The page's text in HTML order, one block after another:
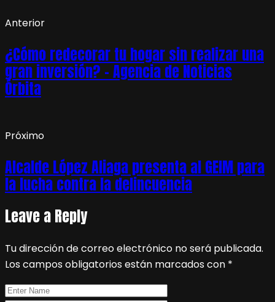
Anterior
¿Cómo redecorar tu hogar sin realizar una
gran inversión? – Agencia de Noticias
Órbita
Próximo
Alcalde López Aliaga presenta al GEIM para
la lucha contra la delincuencia
Leave a Reply
Tu dirección de correo electrónico no será publicada.
Los campos obligatorios están marcados con *